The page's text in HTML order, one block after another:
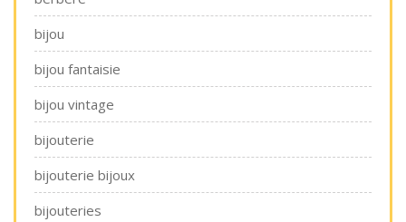
bijou
bijou fantaisie
bijou vintage
bijouterie
bijouterie bijoux
bijouteries